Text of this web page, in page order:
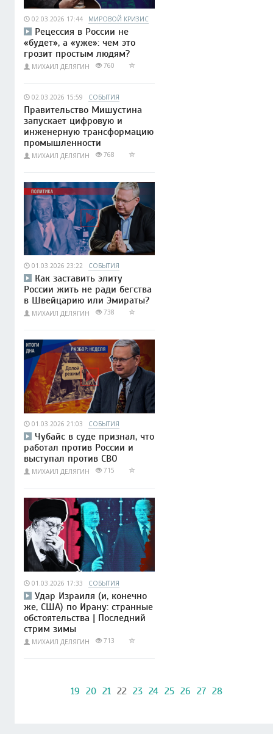
02.03.2026 17:44 МИРОВОЙ КРИЗИС
Рецессия в России не
«будет», а «уже»: чем это
грозит простым людям?
МИХАИЛ ДЕЛЯГИН 760
02.03.2026 15:59 СОБЫТИЯ
Правительство Мишустина
запускает цифровую и
инженерную трансформацию
промышленности
МИХАИЛ ДЕЛЯГИН 768
01.03.2026 23:22 СОБЫТИЯ
Как заставить элиту
России жить не ради бегства
в Швейцарию или Эмираты?
МИХАИЛ ДЕЛЯГИН 738
01.03.2026 21:03 СОБЫТИЯ
Чубайс в суде признал, что
работал против России и
выступал против СВО
МИХАИЛ ДЕЛЯГИН 715
01.03.2026 17:33 СОБЫТИЯ
Удар Израиля (и, конечно
же, США) по Ирану: странные
обстоятельства | Последний
стрим зимы
МИХАИЛ ДЕЛЯГИН 713
19 20 21 22 23 24 25 26 27 28